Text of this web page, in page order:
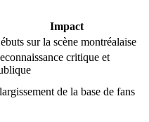
Impact
sur la scène montréalaise
critique et
de la base de fans